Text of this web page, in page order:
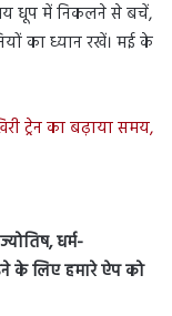
धूप में निकलने से बचें,
का ध्यान रखें। मई के
ट्रेन का बढ़ाया समय,
धर्म-
के लिए हमारे ऐप को